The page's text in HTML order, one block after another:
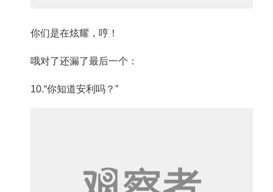
你们是在炫耀，哼！
哦对了还漏了最后一个：
10.“你知道安利吗？”